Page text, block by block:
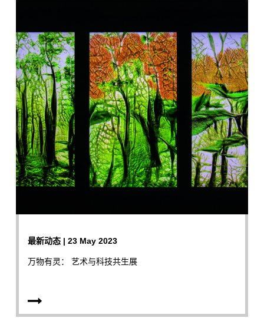
最新动态 | 23 May 2023
万物有灵： 艺术与科技共生展